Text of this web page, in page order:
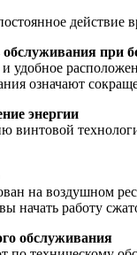
действие
при
удобное
означают
энергии
винтовой
на воздушном
начать работу
обслуживания